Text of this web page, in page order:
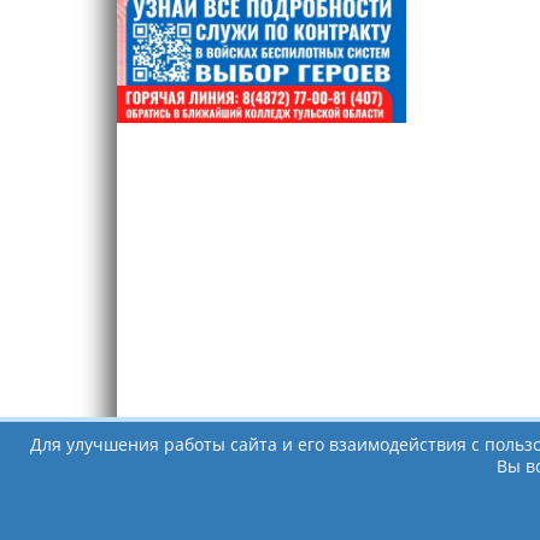
Для улучшения работы сайта и его взаимодействия с
Вы